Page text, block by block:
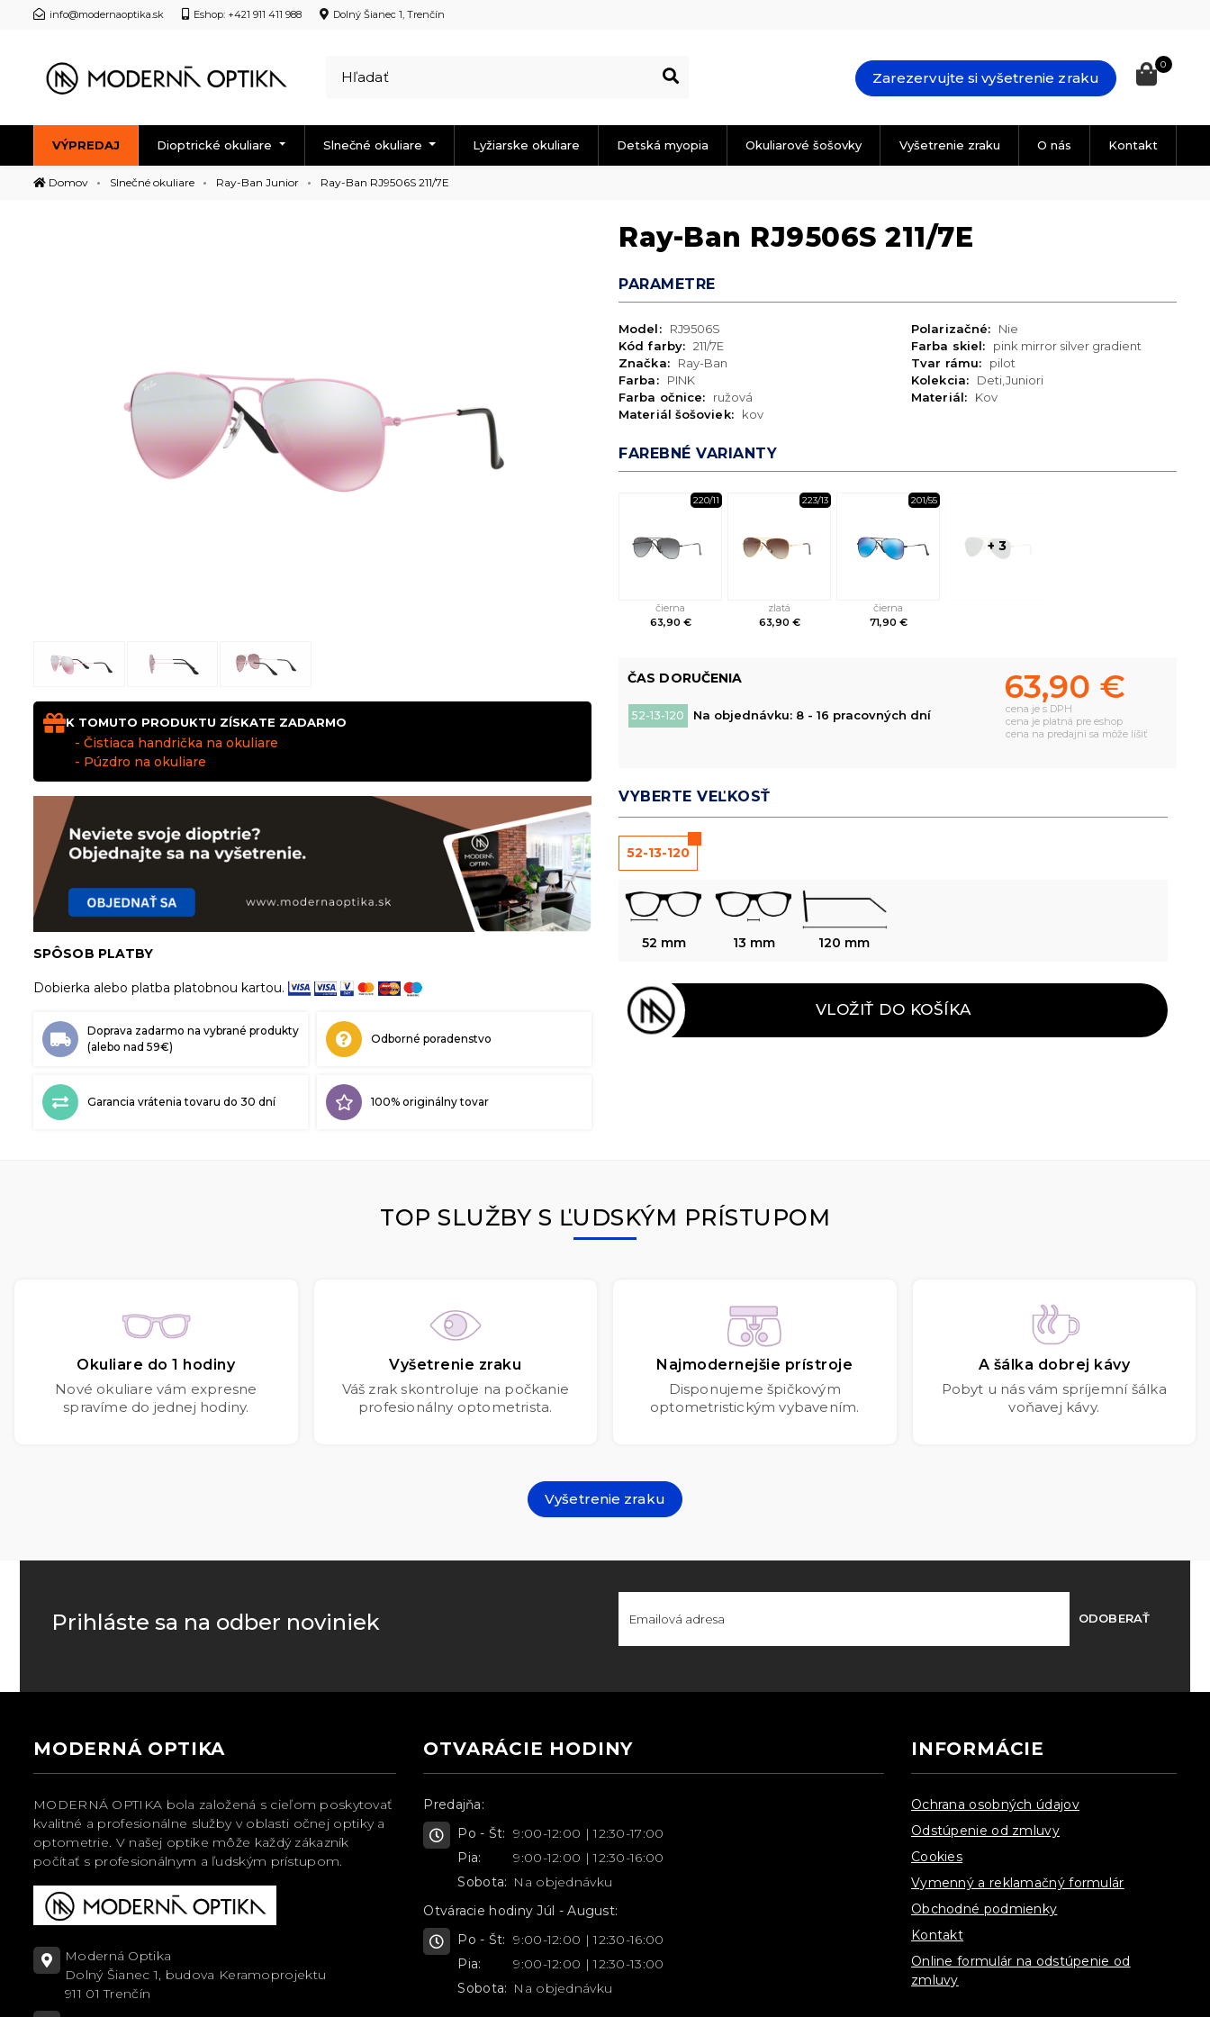
info@modernaoptika.sk Eshop: +421 911 411 988 Dolný Šianec 1, Trenčín
Zarezervujte si vyšetrenie zraku
0
VÝPREDAJ Dioptrické okuliare Slnečné okuliare Lyžiarske okuliare Detská myopia Okuliarové šošovky Vyšetrenie zraku O nás Kontakt
Domov Slnečné okuliare Ray-Ban Junior Ray-Ban RJ9506S 211/7E
K TOMUTO PRODUKTU ZÍSKATE ZADARMO
- Čistiaca handrička na okuliare
- Púzdro na okuliare
SPÔSOB PLATBY
Dobierka alebo platba platobnou kartou.
Doprava zadarmo na vybrané produkty
(alebo nad 59€)
Odborné poradenstvo
Garancia vrátenia tovaru do 30 dní 100% originálny tovar
Ray-Ban RJ9506S 211/7E
PARAMETRE
Model:
RJ9506S
Kód farby: 211/7E
Značka:
Ray-Ban
Farba:
PINK
Farba očnice:
ružová
Materiál šošoviek:
kov
Polarizačné:
Nie
Farba skiel:
pink mirror silver gradient
Tvar rámu:
pilot
Kolekcia:
Deti,Juniori
Materiál:
Kov
FAREBNÉ VARIANTY
220/11
čierna
63,90 €
223/13
zlatá
63,90 €
201/55
čierna
71,90 €
+ 3
ČAS DORUČENIA
52-13-120 Na objednávku: 8 - 16 pracovných dní
63,90 €
cena je s DPH
cena je platná pre eshop
cena na predajni sa môže líšiť
VYBERTE VEĽKOSŤ
52-13-120
52 mm 13 mm 120 mm
VLOŽIŤ DO KOŠÍKA
TOP SLUŽBY S ĽUDSKÝM PRÍSTUPOM
Okuliare do 1 hodiny
Nové okuliare vám expresne
spravíme do jednej hodiny.
Vyšetrenie zraku
Váš zrak skontroluje na počkanie
profesionálny optometrista.
Najmodernejšie prístroje
Disponujeme špičkovým
optometristickým vybavením.
A šálka dobrej kávy
Pobyt u nás vám spríjemní šálka
voňavej kávy.
Vyšetrenie zraku
Prihláste sa na odber noviniek ODOBERAŤ
MODERNÁ OPTIKA
MODERNÁ OPTIKA bola založená s cieľom poskytovať
kvalitné a profesionálne služby v oblasti očnej optiky a
optometrie. V našej optike môže každý zákazník
počítať s profesionálnym a ľudským prístupom.
Moderná Optika
Dolný Šianec 1, budova Keramoprojektu
911 01 Trenčín
OTVARÁCIE HODINY
Predajňa:
Po - Št: 9:00-12:00 | 12:30-17:00
Pia:
9:00-12:00 | 12:30-16:00
Sobota: Na objednávku
Otváracie hodiny Júl - August:
Po - Št: 9:00-12:00 | 12:30-16:00
Pia:
9:00-12:00 | 12:30-13:00
Sobota: Na objednávku
INFORMÁCIE
Ochrana osobných údajov
Odstúpenie od zmluvy
Cookies
Vymenný a reklamačný formulár
Obchodné podmienky
Kontakt
Online formulár na odstúpenie od
zmluvy